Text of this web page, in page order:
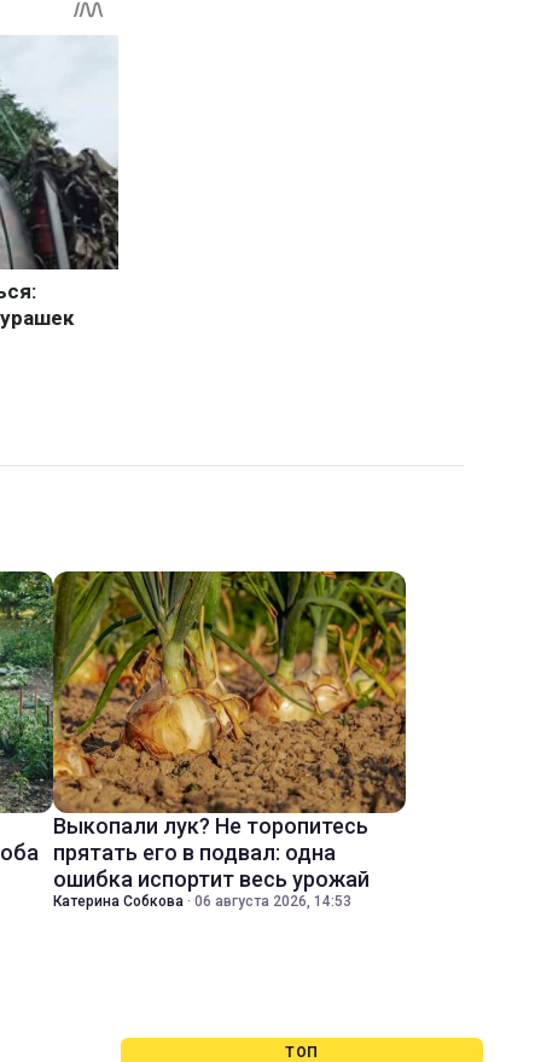
Выкопали лук? Не торопитесь
прятать его в подвал: одна
ошибка испортит весь урожай
Катерина Собкова · 06 августа 2026, 14:53
ТОП